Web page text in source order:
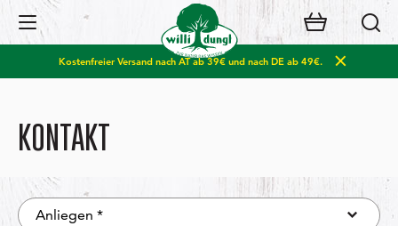
Open Navigation
Kostenfreier Versand nach AT ab 39€ und nach DE ab 49€.
KONTAKT
Anliegen